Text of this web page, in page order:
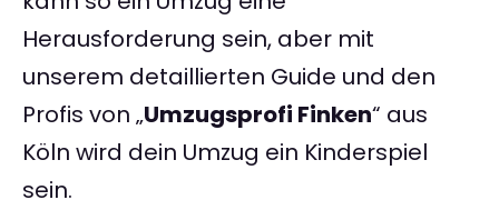
Herausforderung sein, aber mit
unserem detaillierten Guide und den
Profis von „Umzugsprofi Finken“ aus
Köln wird dein Umzug ein Kinderspiel
sein.